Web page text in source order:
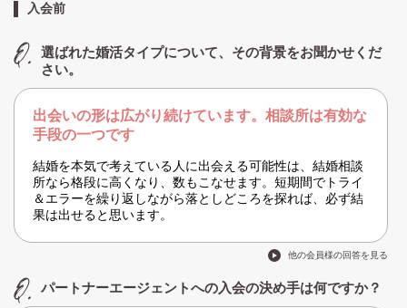
入会前
選ばれた婚活タイプについて、その背景をお聞かせくだ
さい。
出会いの形は広がり続けています。相談所は有効な
手段の一つです
結婚を本気で考えている人に出会える可能性は、結婚相談
所なら格段に高くなり、数もこなせます。短期間でトライ
＆エラーを繰り返しながら落としどころを探れば、必ず結
果は出せると思います。
他の会員様の回答を見る
パートナーエージェントへの入会の決め手は何ですか？